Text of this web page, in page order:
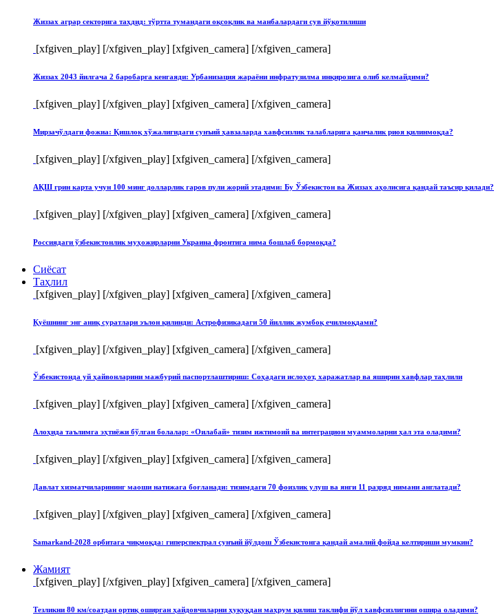
Жиззах аграр секторига таҳдид: тўртта тумандаги оқсоқлик ва манбалардаги сув йўқотилиши
[xfgiven_play] [/xfgiven_play] [xfgiven_camera] [/xfgiven_camera]
Жиззах 2043 йилгача 2 баробарга кенгаяди: Урбанизация жараёни инфратузилма инқирозига олиб келмайдими?
[xfgiven_play] [/xfgiven_play] [xfgiven_camera] [/xfgiven_camera]
Мирзачўлдаги фожиа: Қишлоқ хўжалигидаги сунъий ҳавзаларда хавфсизлик талабларига қанчалик риоя қилинмоқда?
[xfgiven_play] [/xfgiven_play] [xfgiven_camera] [/xfgiven_camera]
АҚШ грин карта учун 100 минг долларлик гаров пули жорий этадими: Бу Ўзбекистон ва Жиззах аҳолисига қандай таъсир қилади?
[xfgiven_play] [/xfgiven_play] [xfgiven_camera] [/xfgiven_camera]
Россиядаги ўзбекистонлик муҳожирларни Украина фронтига нима бошлаб бормоқда?
Сиёсат
Таҳлил
[xfgiven_play] [/xfgiven_play] [xfgiven_camera] [/xfgiven_camera]
Қуёшнинг энг аниқ суратлари эълон қилинди: Астрофизикадаги 50 йиллик жумбоқ ечилмоқдами?
[xfgiven_play] [/xfgiven_play] [xfgiven_camera] [/xfgiven_camera]
Ўзбекистонда уй ҳайвонларини мажбурий паспортлаштириш: Соҳадаги ислоҳот, харажатлар ва яширин хавфлар таҳлили
[xfgiven_play] [/xfgiven_play] [xfgiven_camera] [/xfgiven_camera]
Алоҳида таълимга эҳтиёжи бўлган болалар: «Оилабай» тизим ижтимоий ва интеграцион муаммоларни ҳал эта оладими?
[xfgiven_play] [/xfgiven_play] [xfgiven_camera] [/xfgiven_camera]
Давлат хизматчиларининг маоши натижага боғланади: тизимдаги 70 фоизлик улуш ва янги 11 разряд нимани англатади?
[xfgiven_play] [/xfgiven_play] [xfgiven_camera] [/xfgiven_camera]
Samarkand-2028 орбитага чиқмоқда: гиперспектрал сунъий йўлдош Ўзбекистонга қандай амалий фойда келтириши мумкин?
Жамият
[xfgiven_play] [/xfgiven_play] [xfgiven_camera] [/xfgiven_camera]
Тезликни 80 км/соатдан ортиқ оширган ҳайдовчиларни ҳуқуқдан маҳрум қилиш таклифи йўл хавфсизлигини ошира оладими?